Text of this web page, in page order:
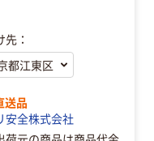
先：
送品
安全株式会社